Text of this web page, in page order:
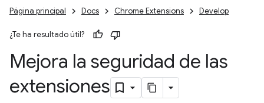
Página principal Docs Chrome Extensions Develop
¿Te ha resultado útil?
Mejora la seguridad de las
extensiones